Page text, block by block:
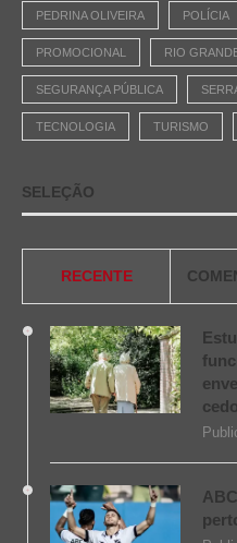
PEDRINA OLIVEIRA POLÍCIA
PROMOCIONAL RIO
SEGURANÇA PÚBLICA
TECNOLOGIA TURISMO
SELEÇÃO
RECENTE